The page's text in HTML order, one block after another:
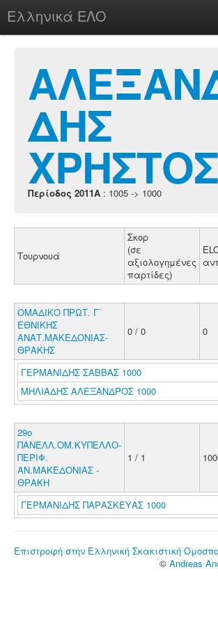
Ελληνικά ΕΛΟ
chesstu.be @ discord
Login
ΔΗΣ
ΧΡΗΣΤΟΣ
Περίοδος 2011A : 1005 -> 1000
Τουρνουά
Σκορ
(σε
αξιολογημένες
παρτίδες)
ΟΜΑΔΙΚΟ ΠΡΩΤ. Γ΄
ΕΘΝΙΚΗΣ
ΑΝΑΤ.ΜΑΚΕΔΟΝΙΑΣ-
ΘΡΑΚΗΣ
0 / 0 0
ΓΕΡΜΑΝΙΔΗΣ ΣΑΒΒΑΣ 1000
ΜΗΛΙΑΔΗΣ ΑΛΕΞΑΝΔΡΟΣ 1000
29ο
ΠΑΝΕΛΛ.ΟΜ.ΚΥΠΕΛΛΟ-
ΠΕΡΙΦ.
ΑΝ.ΜΑΚΕΔΟΝΙΑΣ -
ΘΡΑΚΗ
1 / 1
ΓΕΡΜΑΝΙΔΗΣ ΠΑΡΑΣΚΕΥΑΣ 1000
Επιστροφή στην Ελληνική Σκακιστική
© Andreas